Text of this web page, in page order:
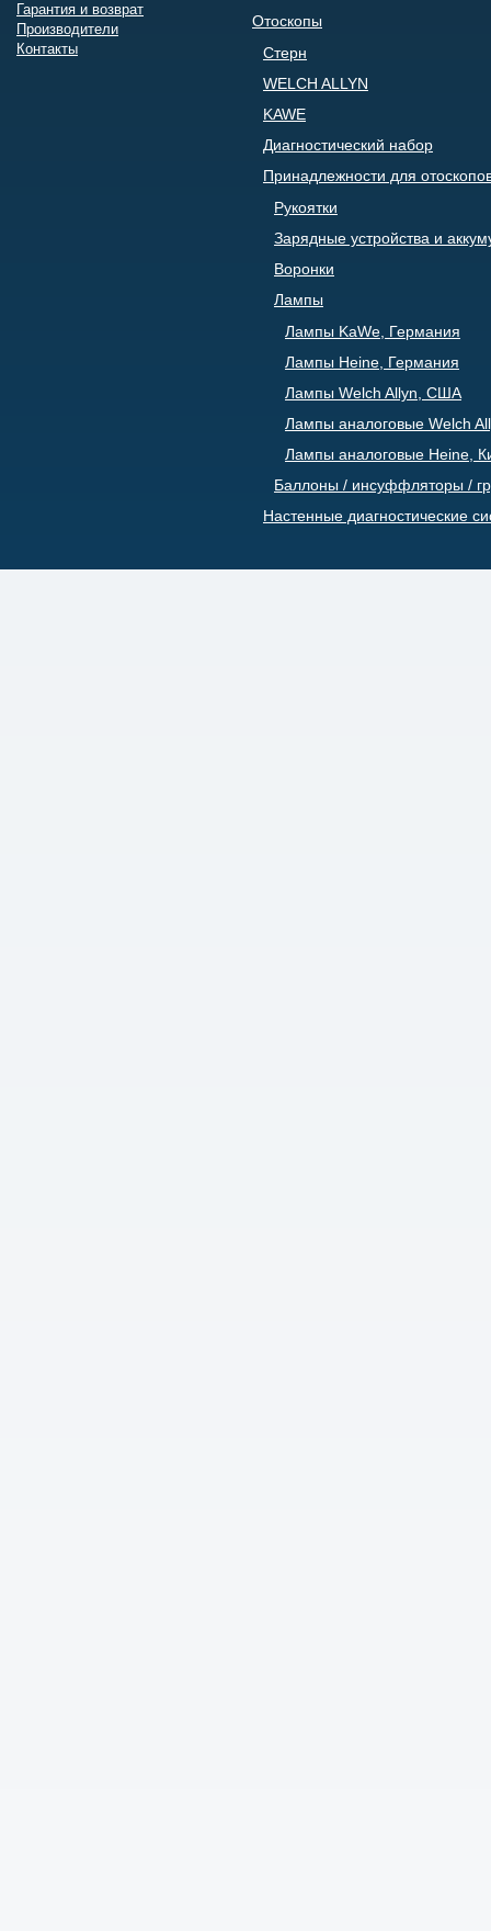
Гарантия и возврат
Производители
Контакты
Отоскопы
Стерн
WELCH ALLYN
KAWE
Диагностический набор
Принадлежности для
Рукоятки
Зарядные устройства и
Воронки
Лампы
Лампы KaWe, Германия
Лампы Heine, Германия
Лампы Welch Allyn, США
Лампы аналоговые Welch
Лампы аналоговые Heine,
Баллоны / инсуффляторы /
Настенные диагностические